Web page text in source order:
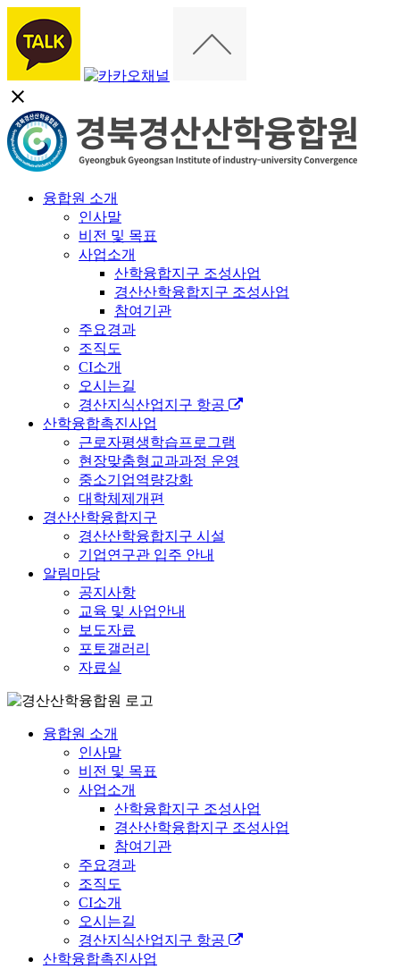
close
융합원 소개
인사말
비전 및 목표
사업소개
산학융합지구 조성사업
경산산학융합지구 조성사업
참여기관
주요경과
조직도
CI소개
오시는길
경산지식산업지구 항공
산학융합촉진사업
근로자평생학습프로그램
현장맞춤형교과과정 운영
중소기업역량강화
대학체제개편
경산산학융합지구
경산산학융합지구 시설
기업연구관 입주 안내
알림마당
공지사항
교육 및 사업안내
보도자료
포토갤러리
자료실
융합원 소개
인사말
비전 및 목표
사업소개
산학융합지구 조성사업
경산산학융합지구 조성사업
참여기관
주요경과
조직도
CI소개
오시는길
경산지식산업지구 항공
산학융합촉진사업